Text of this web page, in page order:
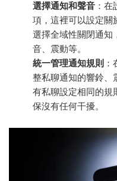
選擇通知和聲音 ：
項，這裡可以設定關
選擇全域性關閉通知
音、震動等。
統一管理通知規則
整私聊通知的響鈴、
有私聊設定相同的規
保沒有任何干擾。